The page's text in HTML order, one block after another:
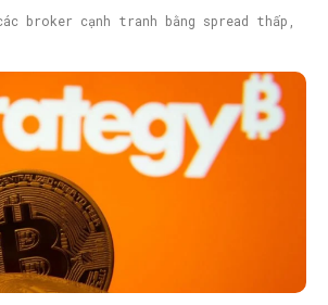
broker cạnh tranh bằng spread thấp,